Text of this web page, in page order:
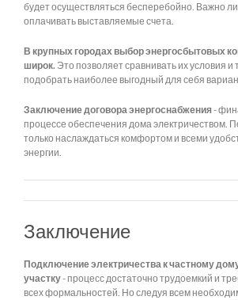
будет осуществляться бесперебойно. Важно
оплачивать выставляемые счета.
В крупных городах выбор энергосбытовых
широк. Это позволяет сравнивать их условия
подобрать наиболее выгодный для себя
Заключение договора энергоснабжения -
процессе обеспечения дома электричеством.
только наслаждаться комфортом и всеми
энергии.
Заключение
Подключение электричества к частному
участку- процесс достаточно трудоемкий и
всех формальностей. Но следуя всем